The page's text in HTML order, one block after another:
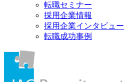
転職セミナー
採用企業情報
採用企業インタビュー
転職成功事例